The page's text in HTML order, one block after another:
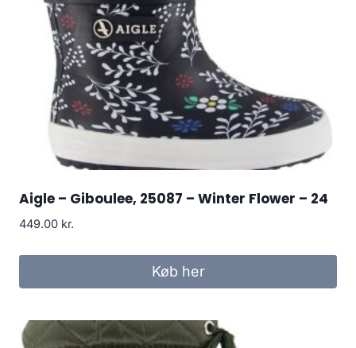
Aigle – Giboulee, 25087 – Winter Flower – 24
449.00 kr.
Køb her